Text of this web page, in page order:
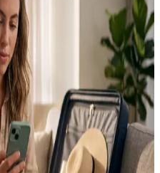
(keds-energy.com ve kesco-
olarak çalışır ve